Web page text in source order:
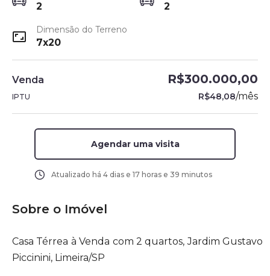
2 2
Dimensão do Terreno
7x20
Venda R$300.000,00
IPTU R$48,08/mês
Agendar uma visita
Atualizado há 4 dias e 17 horas e 39 minutos
Sobre o Imóvel
Casa Térrea à Venda com 2 quartos, Jardim Gustavo
Piccinini, Limeira/SP